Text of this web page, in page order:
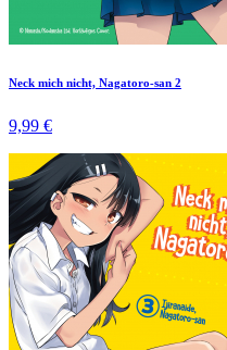
Neck mich nicht, Nagatoro-san 2
9,99 €